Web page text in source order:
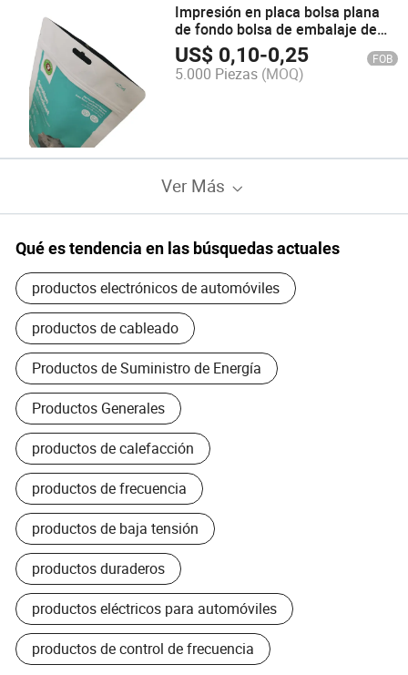
Impresión en placa bolsa plana
de fondo bolsa de embalaje de
alimentos
US$ 0,10-0,25 FOB
5.000 Piezas (MOQ)
Ver Más
Qué es tendencia en las búsquedas actuales
productos electrónicos de automóviles
productos de cableado
Productos de Suministro de Energía
Productos Generales
productos de calefacción
productos de frecuencia
productos de baja tensión
productos duraderos
productos eléctricos para automóviles
productos de control de frecuencia